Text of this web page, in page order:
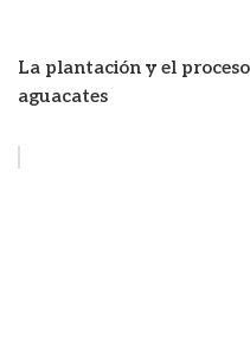
La plantación y el
aguacates